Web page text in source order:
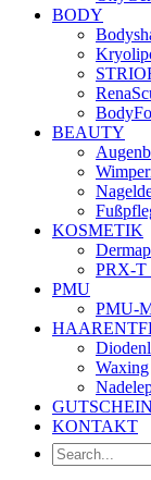
BODY
BEAUTY
KOSMETIK
PRX-T
PMU
PMU-
Waxing
KONTAKT